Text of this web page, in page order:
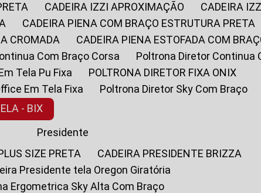
CADEIRA IZZI APROXIMAÇÃO
CADEIRA
CADEIRA PIENA COM BRAÇO ESTRUTURA PRETA
CROMADA
CADEIRA PIENA ESTOFADA COM
Com Braço Corsa
Poltrona Diretor
Tela Pu Fixa
POLTRONA DIRETOR FIXA ONIX
Em Tela Fixa
Poltrona Diretor Sky Com Braço
- BIX
Presidente
SIZE PRETA
CADEIRA PRESIDENTE BRIZZA
Presidente tela Oregon Giratória
Ergometrica Sky Alta Com Braço